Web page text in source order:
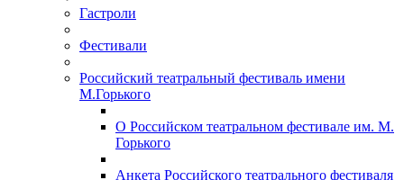
Гастроли
Фестивали
Российский театральный фестиваль имени
М.Горького
О Российском театральном фестивале им. М.
Горького
Анкета Российского театрального фестиваля